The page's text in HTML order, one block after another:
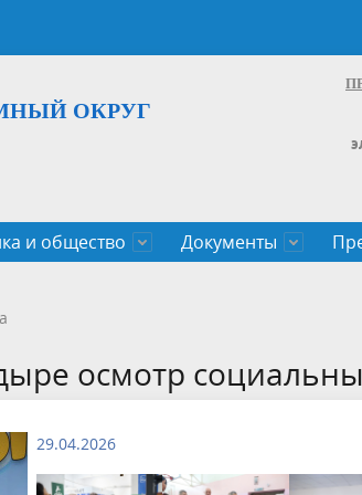
ОКРУГ
округа
и общество
проекты
Документы
Чукотского АО
воздействия
Востока
и график личных
осмотр
29.04.2026